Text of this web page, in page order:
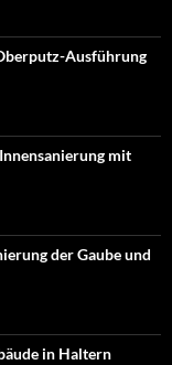
Ausführung
mit
der Gaube und
in Haltern